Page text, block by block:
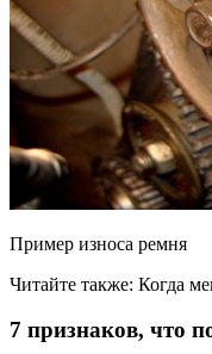
Пример износа ремня
Читайте также: Когда
7 признаков, что